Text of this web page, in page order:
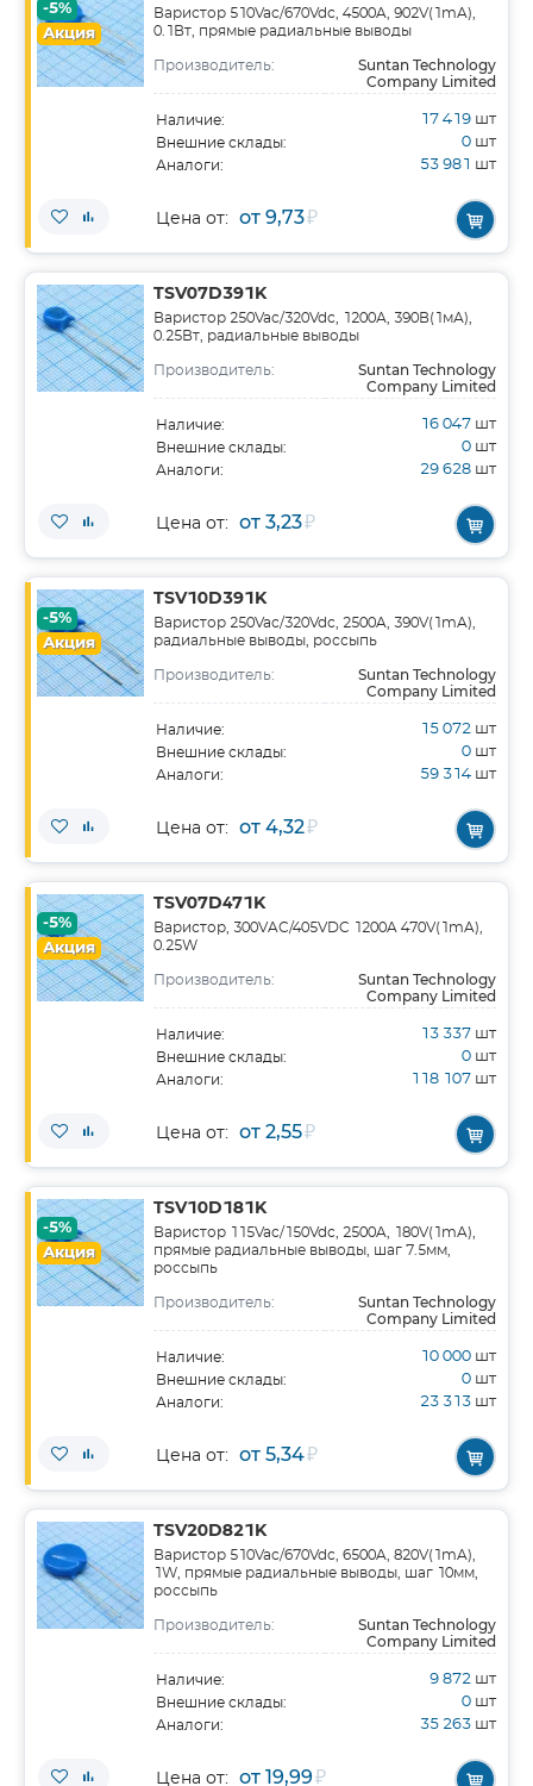
-5%
Акция
Варистор 510Vac/670Vdc, 4500A, 902V(1mA),
0.1Вт, прямые радиальные выводы
Производитель:
Suntan Technology
Company Limited
Наличие: 17 419 шт
Внешние склады: 0 шт
Аналоги: 53 981 шт
Цена от: от 9,73₽
TSV07D391K
Варистор 250Vac/320Vdc, 1200А, 390В(1мА),
0.25Вт, радиальные выводы
Производитель:
Suntan Technology
Company Limited
Наличие: 16 047 шт
Внешние склады: 0 шт
Аналоги: 29 628 шт
Цена от: от 3,23₽
-5%
Акция
TSV10D391K
Варистор 250Vac/320Vdc, 2500A, 390V(1mA),
радиальные выводы, россыпь
Производитель:
Suntan Technology
Company Limited
Наличие: 15 072 шт
Внешние склады: 0 шт
Аналоги: 59 314 шт
Цена от: от 4,32₽
-5%
Акция
TSV07D471K
Варистор, 300VAC/405VDC 1200A 470V(1mA),
0.25W
Производитель:
Suntan Technology
Company Limited
Наличие: 13 337 шт
Внешние склады: 0 шт
Аналоги: 118 107 шт
Цена от: от 2,55₽
-5%
Акция
TSV10D181K
Варистор 115Vac/150Vdc, 2500A, 180V(1mA),
прямые радиальные выводы, шаг 7.5мм,
россыпь
Производитель:
Suntan Technology
Company Limited
Наличие: 10 000 шт
Внешние склады: 0 шт
Аналоги: 23 313 шт
Цена от: от 5,34₽
TSV20D821K
Варистор 510Vac/670Vdc, 6500A, 820V(1mA),
1W, прямые радиальные выводы, шаг 10мм,
россыпь
Производитель:
Suntan Technology
Company Limited
Наличие: 9 872 шт
Внешние склады: 0 шт
Аналоги: 35 263 шт
Цена от: от 19,99₽